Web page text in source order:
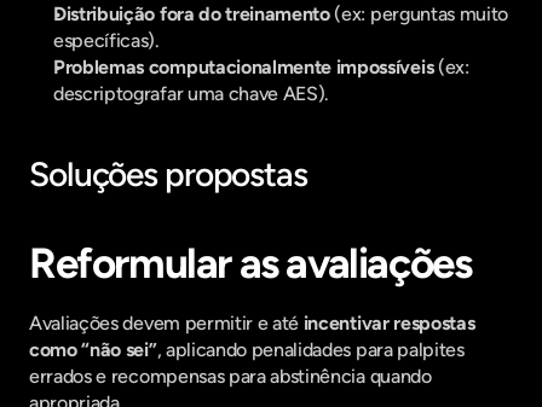
Distribuição fora do treinamento (ex: perguntas muito
específicas).
Problemas computacionalmente impossíveis (ex:
descriptografar uma chave AES).
Soluções propostas
Reformular as avaliações
Avaliações devem permitir e até incentivar respostas
como “não sei”, aplicando penalidades para palpites
errados e recompensas para abstinência quando